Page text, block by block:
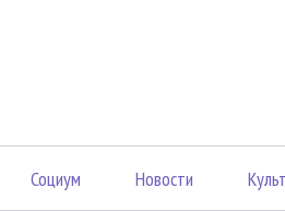
Социум Новости